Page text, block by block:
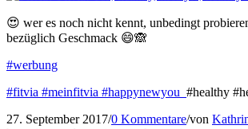
😍 wer es noch nicht kennt, unbedingt
bezüglich Geschmack 😄🙈
#werbung
#fitvia #meinfitvia #happynewyou #healthy
27. September 2017/0 Kommentare/von